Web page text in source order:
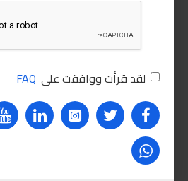
لقد قرأت ووافقت على FAQ
sabry stores
بخاخة 2لتر انكو
300.00LE
اشتري الان